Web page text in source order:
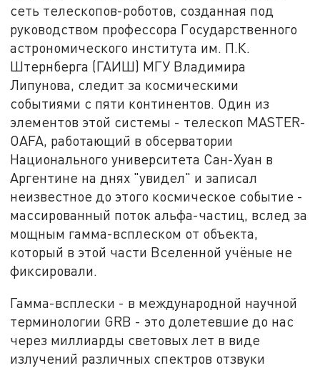
сеть телескопов-роботов, созданная под
руководством профессора Государственного
астрономического института им. П.К.
Штернберга (ГАИШ) МГУ Владимира
Липунова, следит за космическими
событиями с пяти континентов. Один из
элементов этой системы - телескоп MASTER-
OAFA, работающий в обсерватории
Национального университета Сан-Хуан в
Аргентине на днях "увидел" и записал
неизвестное до этого космическое событие -
массированный поток альфа-частиц, вслед за
мощным гамма-всплеском от объекта,
который в этой части Вселенной учёные не
фиксировали.
Гамма-всплески - в международной научной
терминологии GRB - это долетевшие до нас
через миллиарды световых лет в виде
излучений различных спектров отзвуки